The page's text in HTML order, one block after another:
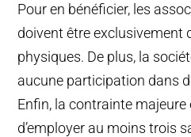
Pour en bénéficier, les
doivent être exclusivement
physiques. De plus, la
aucune participation dans
Enfin, la contrainte majeure
d’employer au moins trois